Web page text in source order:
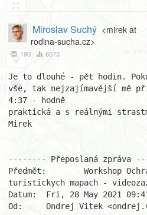
Miroslav Suchý <mirek at
rodina-sucha.cz>
190 6573
Je to dlouhé - pět hodin.
vše, tak nejzajímavější mě
4:37 - hodně
praktická a s reálnými
Mirek
-------- Přeposlaná zpráva
Předmět: 	Workshop Ochrana prirody v
turistickych mapach -
Datum: 	Fri, 28 May 2021 09:41:20 +0200
Od: 	Ondrej Vitek <ondrej.vitek na nature.cz>